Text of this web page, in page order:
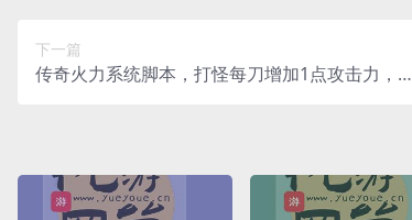
下一篇
传奇火力系统脚本，打怪每刀增加1点攻击力，每